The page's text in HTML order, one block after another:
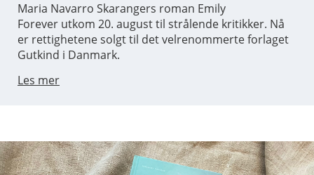
Maria Navarro Skarangers roman Emily
Forever utkom 20. august til strålende kritikker. Nå
er rettighetene solgt til det velrenommerte forlaget
Gutkind i Danmark.
Les mer